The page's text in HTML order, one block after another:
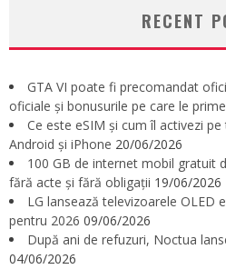
RECENT
GTA VI poate fi precomandat
oficiale și bonusurile pe care le
Ce este eSIM și cum îl activezi
Android și iPhone 20/06/2026
100 GB de internet mobil gratuit
fără acte și fără obligații 19/06/2026
LG lansează televizoarele OLED
pentru 2026 09/06/2026
După ani de refuzuri, Noctua
04/06/2026